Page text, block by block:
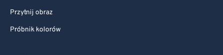
Przytnij obraz
Próbnik kolorów